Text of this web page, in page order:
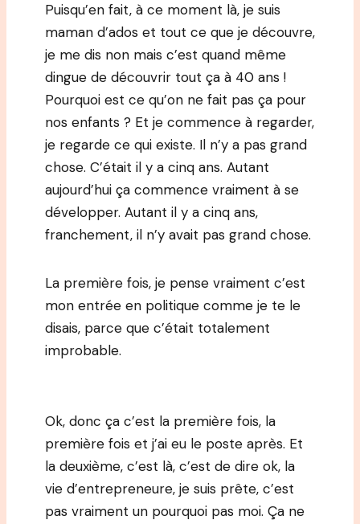
Puisqu’en fait, à ce moment là, je suis
maman d’ados et tout ce que je découvre,
je me dis non mais c’est quand même
dingue de découvrir tout ça à 40 ans !
Pourquoi est ce qu’on ne fait pas ça pour
nos enfants ? Et je commence à regarder,
je regarde ce qui existe. Il n’y a pas grand
chose. C’était il y a cinq ans. Autant
aujourd’hui ça commence vraiment à se
développer. Autant il y a cinq ans,
franchement, il n’y avait pas grand chose.
La première fois, je pense vraiment c’est
mon entrée en politique comme je te le
disais, parce que c’était totalement
improbable.
Ok, donc ça c’est la première fois, la
première fois et j’ai eu le poste après. Et
la deuxième, c’est là, c’est de dire ok, la
vie d’entrepreneure, je suis prête, c’est
pas vraiment un pourquoi pas moi. Ça ne